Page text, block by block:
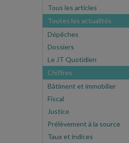
Tous les articles
Toutes les actualités
Dépêches
Dossiers
Le JT Quotidien
Chiffres
Bâtiment et immobilier
Fiscal
Justice
Prélèvement à la source
Taux et indices